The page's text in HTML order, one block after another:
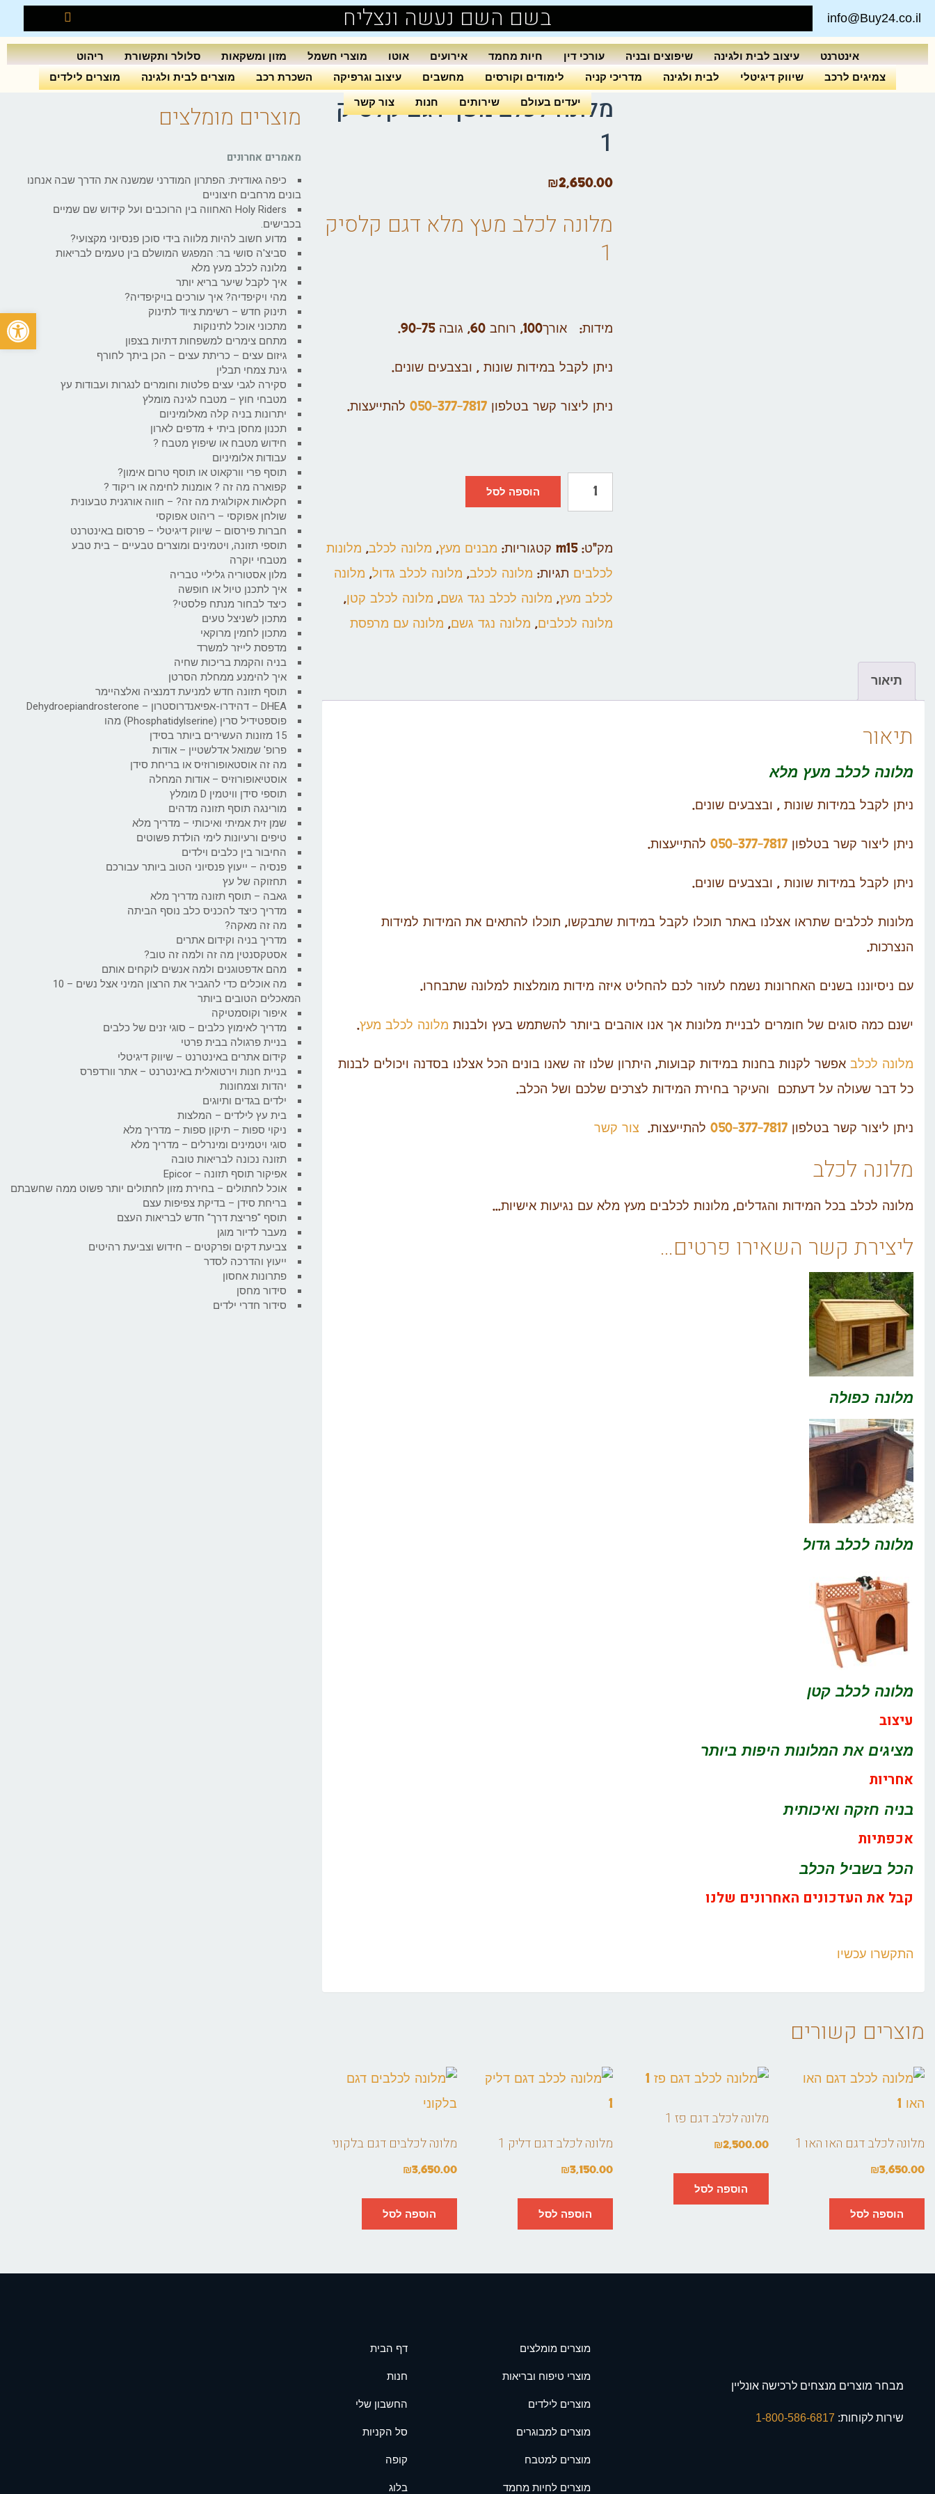
info@Buy24.co.il בשם השם נעשה ונצליח
אינטרנט עיצוב לבית ולגינה שיפוצים ובניה עורכי דין חיות מחמד אירועים אוטו מוצרי חשמל מזון ומשקאות סלולר ותקשורת
ריהוט
צמיגים לרכב
שיווק דיגיטלי לבית ולגינה מדריכי קניה לימודים וקורסים מחשבים עיצוב וגרפיקה השכרת רכב מוצרים לבית ולגינה מוצרים לילדים
יעדים בעולם שירותים חנות צור קשר
מלונה לכלב מעץ דגם קלסיק
1
₪2,650.00
מלונה לכלב מעץ מלא דגם קלסיק
1
מידות: אורך100, רוחב 60, גובה 90-75.
ניתן לקבל במידות שונות , ובצבעים שונים.
ניתן ליצור קשר בטלפון 050-377-7817 להתייעצות.
הוספה לסל
מק"ט:m15 קטגוריות: מבנים מעץ, מלונה לכלב, מלונות
לכלבים תגיות: מלונה לכלב, מלונה לכלב גדול, מלונה
לכלב מעץ, מלונה לכלב נגד גשם, מלונה לכלב קטן,
מלונה לכלבים, מלונה נגד גשם, מלונה עם מרפסת
תיאור
תיאור
מלונה לכלבמעץ מלא
ניתן לקבל במידות שונות , ובצבעים שונים.
ניתן ליצור קשר בטלפון 050-377-7817 להתייעצות.
ניתן לקבל במידות שונות , ובצבעים שונים.
מלונות לכלבים שתראו אצלנו באתר תוכלו לקבל במידות שתבקשו, תוכלו להתאים את המידות למידות
הנצרכות.
עם ניסיוננו בשנים האחרונות נשמח לעזור לכם להחליט איזה מידות מומלצות למלונה שתבחרו.
ישנם כמה סוגים של חומרים לבניית מלונות אך אנו אוהבים ביותר להשתמש בעץ ולבנות מלונה לכלב מעץ.
מלונה לכלב אפשר לקנות בחנות במידות קבועות, היתרון שלנו זה שאנו בונים הכל אצלנו בסדנה ויכולים לבנות
כל דבר שעולה על דעתכם והעיקר בחירת המידות לצרכים שלכם ושל הכלב.
ניתן ליצור קשר בטלפון 050-377-7817 להתייעצות. צור קשר
מלונה לכלב
מלונה לכלב בכל המידות והגדלים, מלונות לכלבים מעץ מלא עם נגיעות אישיות…
ליצירת קשר השאירו פרטים…
מלונה כפולה
מלונה לכלב גדול
מלונה לכלב קטן
עיצוב
מציגים את המלונות היפות ביותר
אחריות
בניה חזקה ואיכותית
אכפתיות
הכל בשביל הכלב
קבל את העדכונים האחרונים שלנו
התקשרו עכשיו
מוצרים קשורים
מלונה לכלב דגם האו האו 1
₪3,650.00
הוספה לסל
מלונה לכלב דגם פז 1
₪2,500.00
הוספה לסל
מלונה לכלב דגם דליק 1
₪3,150.00
הוספה לסל
מלונה לכלבים דגם בלקוני
₪3,650.00
הוספה לסל
מוצרים מומלצים
מאמרים אחרונים
כיפה גאודזית: הפתרון המודרני שמשנה את הדרך שבה אנחנו
בונים מרחבים חיצוניים
Holy Riders האחווה בין הרוכבים ועל קידוש שם שמיים
בכבישים.
מדוע חשוב להיות מלווה בידי סוכן פנסיוני מקצועי?
סביצ'ה סושי בר: המפגש המושלם בין טעמים לבריאות
מלונה לכלב מעץ מלא
איך לקבל שיער בריא יותר
מהי ויקיפדיה? איך עורכים בויקיפדיה?
תינוק חדש – רשימת ציוד לתינוק
מתכוני אוכל לתינוקות
מתחם צימרים למשפחות דתיות בצפון
גיזום עצים – כריתת עצים – הכן ביתך לחורף
גינת צמחי תבלין
סקירה לגבי עצים פלטות וחומרים לנגרות ועבודות עץ
מטבחי חוץ – מטבח לגינה מומלץ
יתרונות בניה קלה מאלומיניום
תכנון מחסן ביתי + מדפים לארון
חידוש מטבח או שיפוץ מטבח ?
עבודות אלומיניום
תוסף פרי וורקאוט או תוסף טרום אימון?
קפוארה מה זה ? אומנות לחימה או ריקוד ?
חקלאות אקולוגית מה זה? – חווה אורגנית טבעונית
שולחן אפוקסי – ריהוט אפוקסי
חברות פירסום – שיווק דיגיטלי – פרסום באינטרנט
תוספי תזונה, ויטמינים ומוצרים טבעיים – בית טבע
מטבחי יוקרה
מלון אסטוריה גליליי טבריה
איך לתכנן טיול או חופשה
כיצד לבחור מנתח פלסטי?
מתכון לשניצל טעים
מתכון לחמין מרוקאי
מדפסת לייזר למשרד
בניה והקמת בריכות שחיה
איך להימנע ממחלת הסרטן
תוסף תזונה חדש למניעת דמנציה ואלצהיימר
DHEA – דהידרו-אפיאנדרוסטרון – Dehydroepiandrosterone
פוספטידיל סרין (Phosphatidylserine) מהו
15 מזונות העשירים ביותר בסידן
פרופ' שמואל אדלשטיין – אודות
מה זה אוסטאופורוזיס או בריחת סידן
אוסטיאופורוזיס – אודות המחלה
תוספי סידן וויטמין D מומלץ
מורינגה תוסף תזונה מדהים
שמן זית אמיתי ואיכותי – מדריך מלא
טיפים ורעיונות לימי הולדת פשוטים
החיבור בין כלבים וילדים
פנסיה – ייעוץ פנסיוני הטוב ביותר עבורכם
תחזוקה של עץ
גאבה – תוסף תזונה מדריך מלא
מדריך כיצד להכניס כלב נוסף הביתה
מה זה מאקה?
מדריך בניה וקידום אתרים
אסטקסנטין מה זה ולמה זה טוב?
מהם אדפטוגנים ולמה אנשים לוקחים אותם
מה אוכלים כדי להגביר את הרצון המיני אצל נשים – 10
המאכלים הטובים ביותר
איפור וקוסמטיקה
מדריך לאימוץ כלבים – סוגי זנים של כלבים
בניית פרגולה בבית פרטי
קידום אתרים באינטרנט – שיווק דיגיטלי
בניית חנות וירטואלית באינטרנט – אתר וורדפרס
יהדות וצמחונות
ילדים בגדים ותיוגים
בית עץ לילדים – המלצות
ניקוי ספות – תיקון ספות – מדריך מלא
סוגי ויטמינים ומינרלים – מדריך מלא
תזונה נכונה לבריאות טובה
אפיקור תוסף תזונה – Epicor
אוכל לחתולים – בחירת מזון לחתולים יותר פשוט ממה שחשבתם
בריחת סידן – בדיקת צפיפות עצם
תוסף "פריצת דרך" חדש לבריאות העצם
מעבר לדיור מוגן
צביעת דקים ופרקטים – חידוש וצביעת רהיטים
ייעוץ והדרכה לסדר
פתרונות אחסון
סידור מחסן
סידור חדרי ילדים
מבחר מוצרים מנצחים לרכישה אונליין
שירות לקוחות:
מוצרים מומלצים
מוצרי טיפוח ובריאות
מוצרים לילדים
מוצרים למבוגרים
מוצרים למטבח
מוצרים לחיות מחמד
דף הבית
חנות
החשבון שלי
סל הקניות
קופה
בלוג